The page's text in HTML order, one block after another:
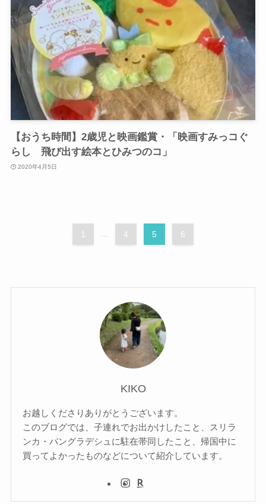
【おうち時間】2歳児と映画鑑賞・「映画すみっコぐ
らし 飛び出す絵本とひみつのコ」
2020年4月5日
1 ... 4 5 6
KIKO
お越しくださりありがとうございます。
このブログでは、子連れでお出かけしたこと、スリラ
ンカ・バングラデシュに駐在帯同したこと、帰国中に
買ってよかったものなどについて紹介しています。